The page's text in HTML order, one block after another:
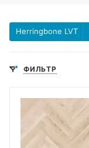
Herringbone LVT
ФИЛЬТР